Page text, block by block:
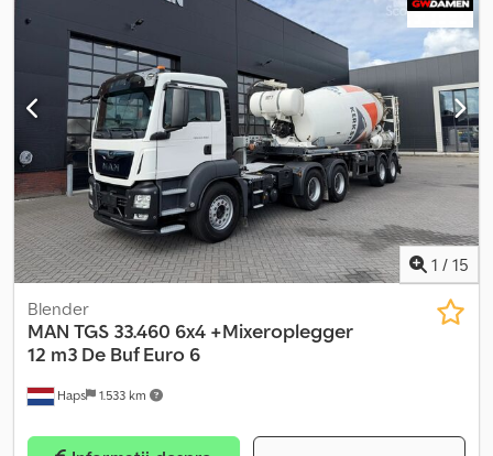
1 / 15
Haps 1.533 km
Blender
MAN TGS 33.460 6x4 +Mixeroplegger
12 m3 De Buf Euro 6